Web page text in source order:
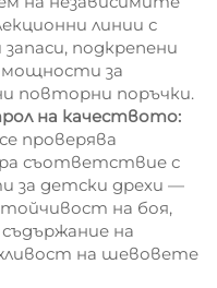
линии с
подкрепени
за
повторни поръчки.
на качеството:
проверява
съответствие с
за детски дрехи —
на боя,
на
на шевовете